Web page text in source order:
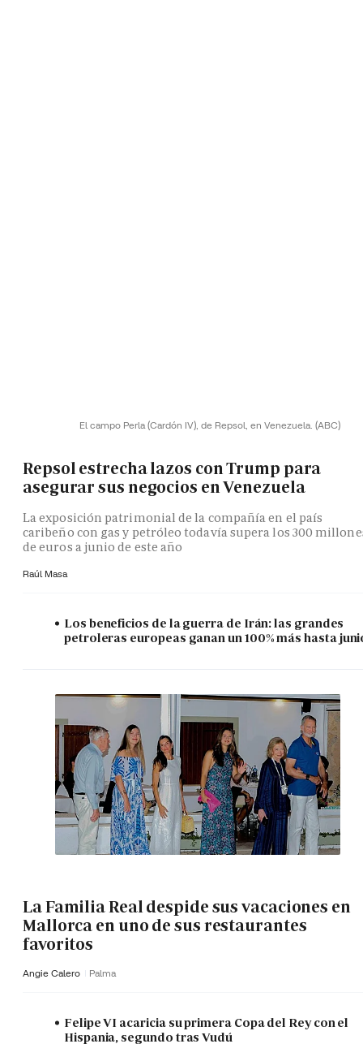
El campo Perla (Cardón IV), de Repsol, en Venezuela. (ABC)
Repsol estrecha lazos con Trump para
asegurar sus negocios en Venezuela
La exposición patrimonial de la compañía en el país
caribeño con gas y petróleo todavía supera los 300
de euros a junio de este año
Raúl Masa
Los beneficios de la guerra de Irán: las grandes
petroleras europeas ganan un 100% más hasta
La Familia Real despide sus vacaciones en
Mallorca en uno de sus restaurantes
favoritos
Angie Calero Palma
Felipe VI acaricia su primera Copa del Rey con el
Hispania, segundo tras Vudú